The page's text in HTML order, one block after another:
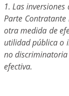
1. Las
Parte
otra medida de
utilidad pública o
no
efectiva.